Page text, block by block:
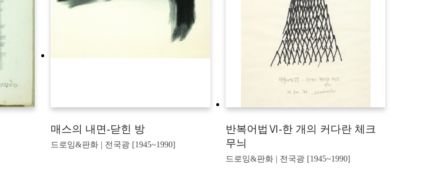
매스의 내면-닫힌 방
드로잉&판화 | 전국광 [1945~1990]
반복어법Ⅵ-한 개의 커다란 체크
무늬
드로잉&판화 | 전국광 [1945~1990]